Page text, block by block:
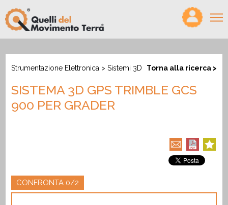
×
HOME
MAGAZINE
CERCO/OFFRO LAVORO
CHI SIAMO
Strumentazione Elettronica > Sistemi 3D Torna alla ricerca >
SISTEMA 3D GPS TRIMBLE GCS
900 PER GRADER
CONFRONTA 0/2